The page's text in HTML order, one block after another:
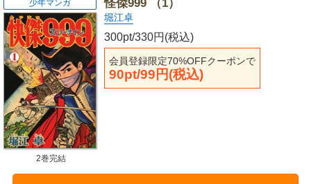
怪傑999 （1）
堀江卓
300pt/330円(税込)
会員登録限定70%OFFクーポンで
90pt/99円(税込)
少年マンガ
2巻完結